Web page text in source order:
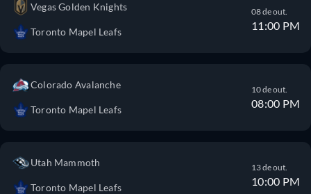
Vegas Golden Knights
Toronto Mapel Leafs
08 de out.
11:00 PM
Colorado Avalanche
Toronto Mapel Leafs
10 de out.
08:00 PM
Utah Mammoth
Toronto Mapel Leafs
13 de out.
10:00 PM